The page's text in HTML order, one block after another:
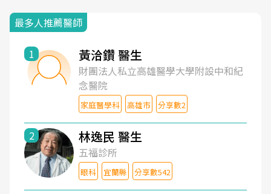
最多人推薦醫師
1 黃洽鑽 醫生
財團法人私立高雄醫學大學附設中和紀
念醫院
家庭醫學科 高雄市 分享數2
2 林逸民 醫生
五福診所
眼科 宜蘭縣 分享數542